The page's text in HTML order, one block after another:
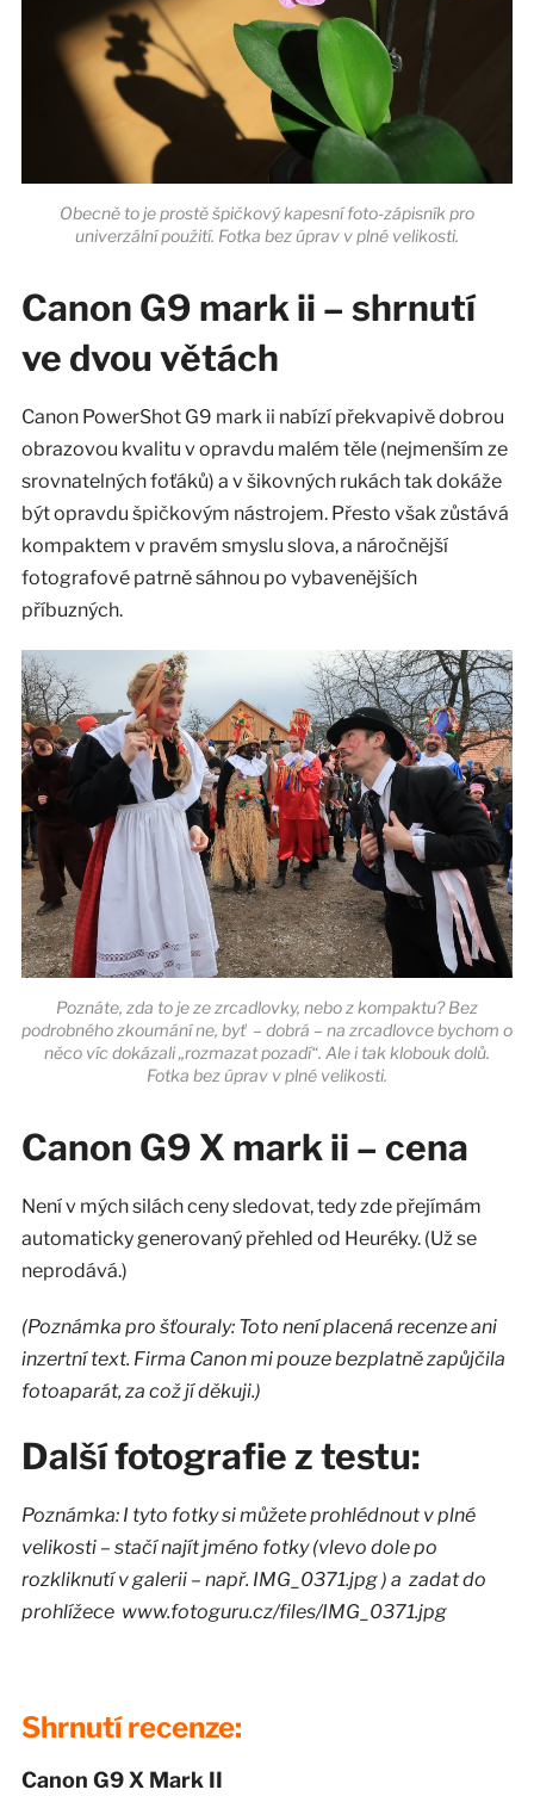
Obecně to je prostě špičkový kapesní foto-zápisník pro
univerzální použití. Fotka bez úprav v plné velikosti.
Canon G9 mark ii – shrnutí
ve dvou větách
Canon PowerShot G9 mark ii nabízí překvapivě dobrou
obrazovou kvalitu v opravdu malém těle (nejmenším ze
srovnatelných foťáků) a v šikovných rukách tak dokáže
být opravdu špičkovým nástrojem. Přesto však zůstává
kompaktem v pravém smyslu slova, a náročnější
fotografové patrně sáhnou po vybavenějších
příbuzných.
Poznáte, zda to je ze zrcadlovky, nebo z kompaktu? Bez
podrobného zkoumání ne, byť – dobrá – na zrcadlovce bychom o
něco víc dokázali „rozmazat pozadí“. Ale i tak klobouk dolů.
Fotka bez úprav v plné velikosti.
Canon G9 X mark ii – cena
Není v mých silách ceny sledovat, tedy zde přejímám
automaticky generovaný přehled od Heuréky. (Už se
neprodává.)
(Poznámka pro šťouraly: Toto není placená recenze ani
inzertní text. Firma Canon mi pouze bezplatně zapůjčila
fotoaparát, za což jí děkuji.)
Další fotografie z testu:
Poznámka: I tyto fotky si můžete prohlédnout v plné
velikosti – stačí najít jméno fotky (vlevo dole po
rozkliknutí v galerii – např. IMG_0371.jpg ) a zadat do
prohlížece www.fotoguru.cz/files/IMG_0371.jpg
Shrnutí recenze:
Canon G9 X Mark II